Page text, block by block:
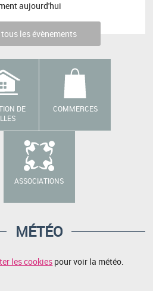
aujourd'hui
tous les évènements
DE
COMMERCES
ASSOCIATIONS
MÉTÉO
les cookies pour voir la météo.